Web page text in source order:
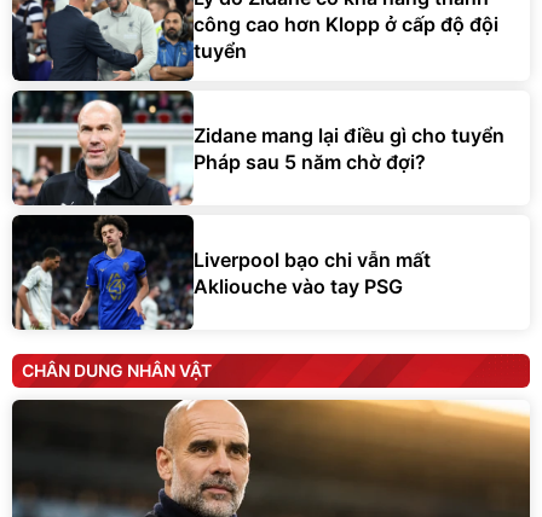
công cao hơn Klopp ở cấp độ đội
tuyển
Zidane mang lại điều gì cho tuyển
Pháp sau 5 năm chờ đợi?
Liverpool bạo chi vẫn mất
Akliouche vào tay PSG
CHÂN DUNG NHÂN VẬT